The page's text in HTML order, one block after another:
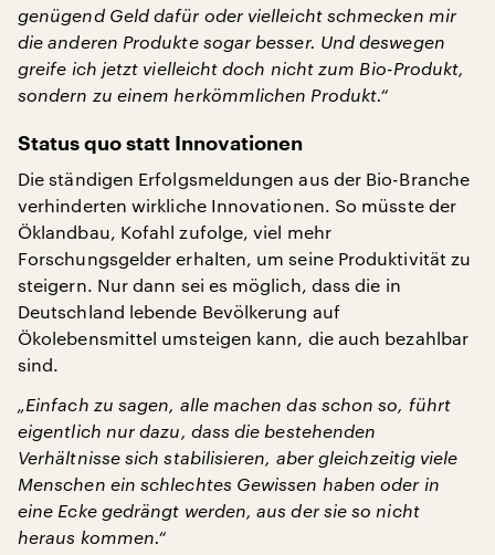
genügend Geld dafür oder vielleicht schmecken mir
die anderen Produkte sogar besser. Und deswegen
greife ich jetzt vielleicht doch nicht zum Bio-Produkt,
sondern zu einem herkömmlichen Produkt.“
Status quo statt Innovationen
Die ständigen Erfolgsmeldungen aus der Bio-Branche
verhinderten wirkliche Innovationen. So müsste der
Öklandbau, Kofahl zufolge, viel mehr
Forschungsgelder erhalten, um seine Produktivität zu
steigern. Nur dann sei es möglich, dass die in
Deutschland lebende Bevölkerung auf
Ökolebensmittel umsteigen kann, die auch bezahlbar
sind.
„Einfach zu sagen, alle machen das schon so, führt
eigentlich nur dazu, dass die bestehenden
Verhältnisse sich stabilisieren, aber gleichzeitig viele
Menschen ein schlechtes Gewissen haben oder in
eine Ecke gedrängt werden, aus der sie so nicht
heraus kommen.“